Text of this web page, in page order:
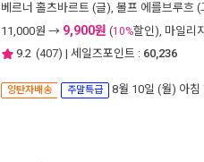
베르너 홀츠바르트 (글), 볼프 에를브루흐 (
11,000원 → 9,900원 (10%할인), 마일리지
9.2 (407) | 세일즈포인트 : 60,236
양탄자배송 주말특급 8월 10일 (월) 아침